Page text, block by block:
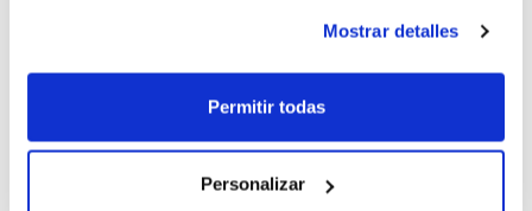
Mostrar detalles
Permitir todas
Personalizar
LEB Plata: Benicarló i Godella
permanència